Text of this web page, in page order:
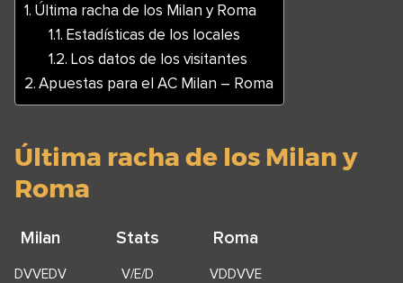
Última racha de los Milan y Roma
Estadísticas de los locales
Los datos de los visitantes
Apuestas para el AC Milan – Roma
Última racha de los Milan y
Roma
Milan Stats Roma
DVVEDV V/E/D VDDVVE